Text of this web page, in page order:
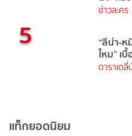
ข่าวละคร
5 “ลีน่า-ห
ไหม” เ
ดาราเดลี่
แท็กยอดนิยม